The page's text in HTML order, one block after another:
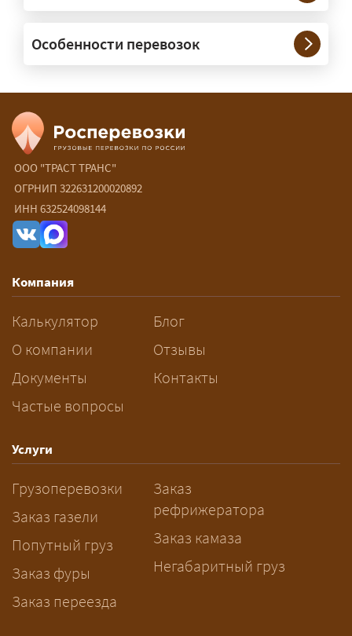
организуем. Потребность в машинах
прикрытия зависит от габаритов
груза и маршрута; это определяется
Сколько стоит перевозка
негабарита?
— От 60 ₽/км. Точная стоимость
рассчитывается индивидуально:
влияют габариты и вес груза,
разрешений и машин
сопровождения.
За сколько дней заказывать
перевозку негабарита?
— Заранее: только оформление
рабочих дней. Оставьте заявку
заблаговременно — логист
рассчитает маршрут и запустит
подготовку документов.
Особенности перевозок
ООО "ТРАСТ ТРАНС"
ОГРНИП 322631200020892
ИНН 632524098144
Компания
Калькулятор
О компании
Документы
Частые вопросы
Блог
Отзывы
Контакты
Услуги
Грузоперевозки
Заказ газели
Попутный груз
Заказ фуры
Заказ переезда
Заказ
рефрижератора
Заказ камаза
Негабаритный груз